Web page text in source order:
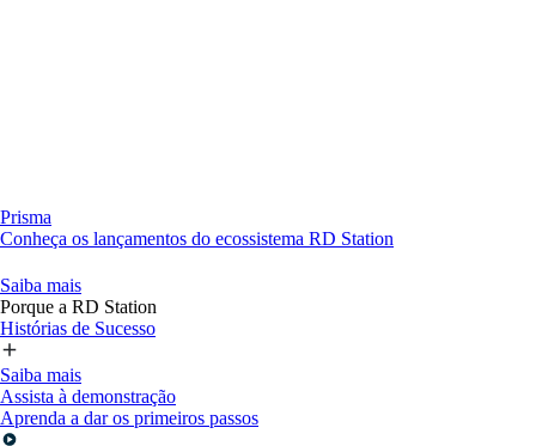
Prisma
Conheça os lançamentos do ecossistema RD Station
Saiba mais
Porque a RD Station
Histórias de Sucesso
Saiba mais
Assista à demonstração
Aprenda a dar os primeiros passos